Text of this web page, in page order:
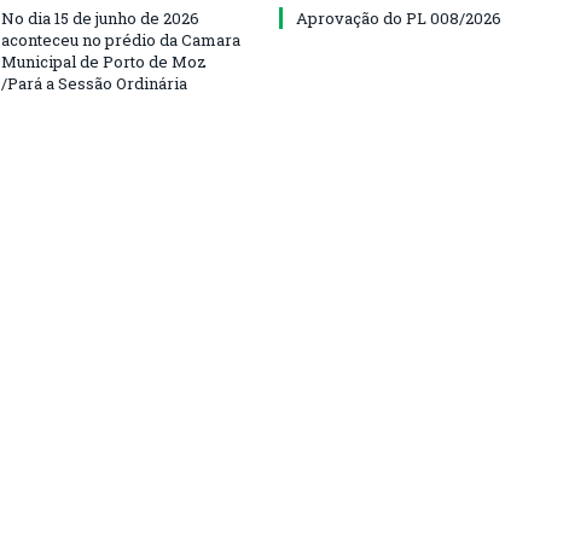
No dia 15 de junho de 2026
aconteceu no prédio da Camara
Municipal de Porto de Moz
/Pará a Sessão Ordinária
Aprovação do PL 008/2026